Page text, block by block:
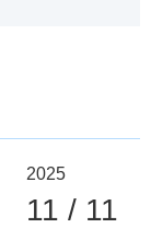
2025
11 / 11